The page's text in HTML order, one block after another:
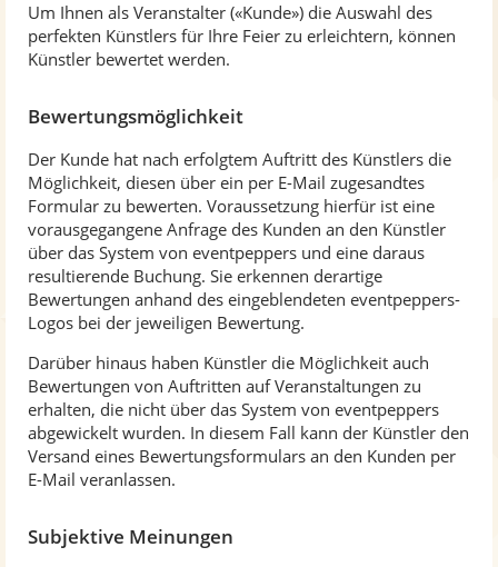
Um Ihnen als Veranstalter («Kunde») die Auswahl des
perfekten Künstlers für Ihre Feier zu erleichtern, können
Künstler bewertet werden.
Bewertungsmöglichkeit
Der Kunde hat nach erfolgtem Auftritt des Künstlers die
Möglichkeit, diesen über ein per E-Mail zugesandtes
Formular zu bewerten. Voraussetzung hierfür ist eine
vorausgegangene Anfrage des Kunden an den Künstler
über das System von eventpeppers und eine daraus
resultierende Buchung. Sie erkennen derartige
Bewertungen anhand des eingeblendeten eventpeppers-
Logos bei der jeweiligen Bewertung.
Darüber hinaus haben Künstler die Möglichkeit auch
Bewertungen von Auftritten auf Veranstaltungen zu
erhalten, die nicht über das System von eventpeppers
abgewickelt wurden. In diesem Fall kann der Künstler den
Versand eines Bewertungsformulars an den Kunden per
E-Mail veranlassen.
Subjektive Meinungen